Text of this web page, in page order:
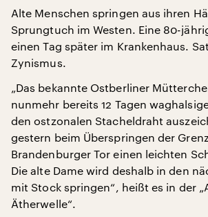
Alte Menschen springen aus ihren
Sprungtuch im Westen. Eine 80-
einen Tag später im Krankenhaus.
Zynismus.
„Das bekannte Ostberliner
nunmehr bereits 12 Tagen
den ostzonalen Stacheldraht
gestern beim Überspringen der
Brandenburger Tor einen leichten
Die alte Dame wird deshalb in den
mit Stock springen“, heißt es in der
Ätherwelle“.